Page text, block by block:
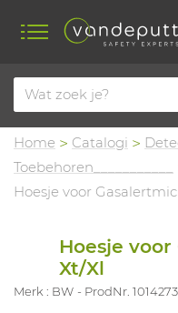
Home Catalogi
Toebehoren___________
Hoesje voor
Hoesje
Xt/Xl
Merk : BW ProdNr. 1014273